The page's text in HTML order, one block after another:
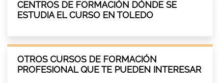
CENTROS DE FORMACIÓN DÓNDE SE
ESTUDIA EL CURSO EN TOLEDO
OTROS CURSOS DE FORMACIÓN
PROFESIONAL QUE TE PUEDEN INTERESAR